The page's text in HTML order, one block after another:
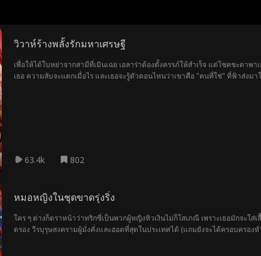
วิวาห์ร้างพลั้งรักมหาเศรษฐี
เพื่อให้ได้ใบหย่าจากสามีที่เมินเฉย เอลาร่าต้องตั้งครรภ์ให้สำเร็จ แต่โชคชะต
เธอ ความลับจะแตกเมื่อไร และเธอจะรู้ตัวตอนไหนว่าเขาคือ "คนที่ใช่" ที่ฟ้าส่งม
63.4k 802
หมอหญิงในชุดขาดรุ่งริ่ง
ใคร ๆ ต่างก็ตราหน้าว่าทริกซี่เป็นพวกผู้หญิงหิวเงินไม่ก็โสเภณี เพราะเธอมักจะใ
ตรอง วีรบุรุษสงครามผู้มั่งคั่งและฮอตที่สุดในประเทศได้ (แถมยังจะได้ครอบครองหั